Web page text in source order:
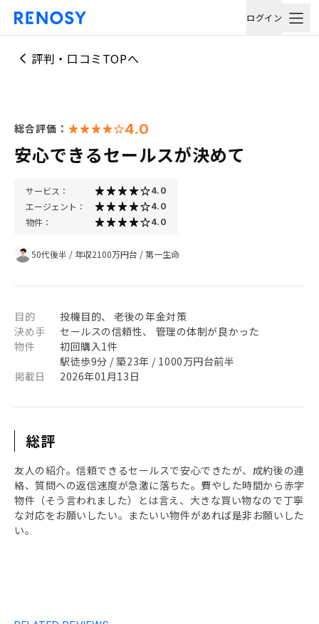
ログイン
評判・口コミTOPへ
総合評価： 4.0
安心できるセールスが決めて
サービス： 4.0
エージェント： 4.0
物件： 4.0
50代後半 / 年収2100万円台 /第一生命
目的
投機目的、 老後の年金対策
決め手
セールスの信頼性、 管理の体制が良かった
物件
初回購入1件
駅徒歩9分 / 築23年 / 1000万円台前半
掲載日
2026年01月13日
総評
友人の紹介。信頼できるセールスで安心できたが、成約後の連
絡、質問への返信速度が急激に落ちた。費やした時間から赤字
物件（そう言われました）とは言え、大きな買い物なので丁寧
な対応をお願いしたい。またいい物件があれば是非お願いした
い。